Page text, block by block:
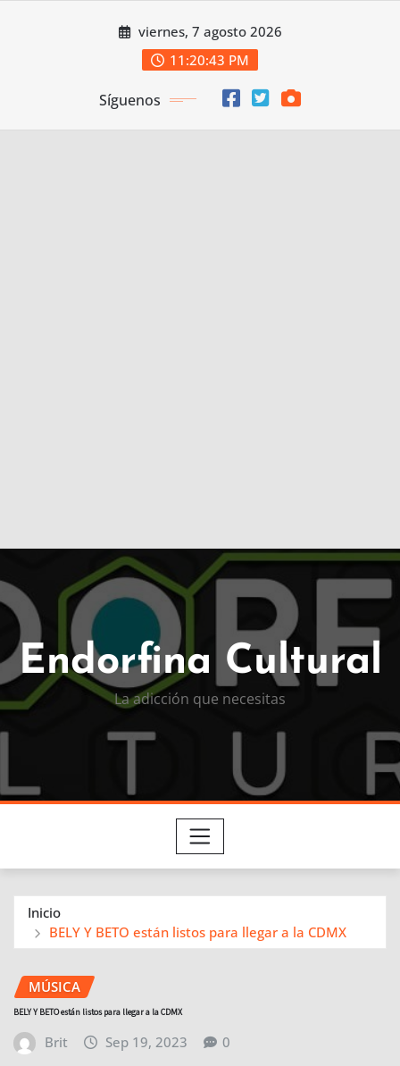
viernes, 7 agosto 2026
11:20:45 PM
Síguenos
Endorfina Cultural
La adicción que necesitas
Inicio
BELY Y BETO están listos para llegar a la CDMX
MÚSICA
BELY Y BETO están listos para llegar a la CDMX
Brit Sep 19, 2023 0